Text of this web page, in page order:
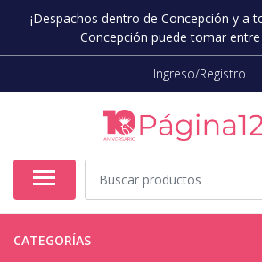
¡Despachos dentro de Concepción y a
Concepción puede tomar
Ingreso/Registro
CATEGORÍAS